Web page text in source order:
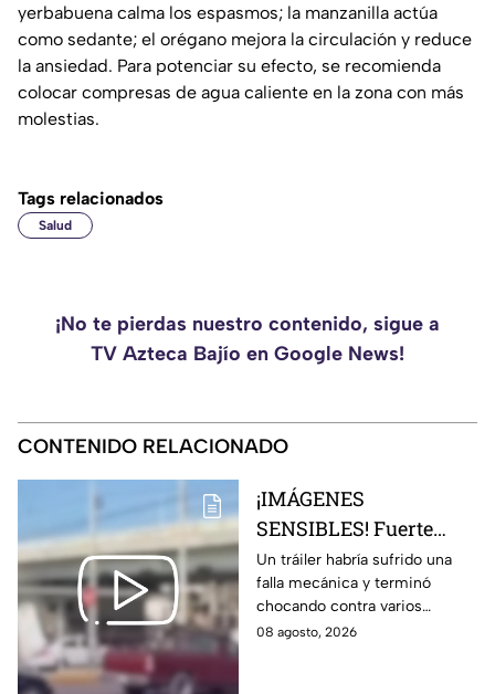
yerbabuena calma los espasmos; la manzanilla actúa
como sedante; el orégano mejora la circulación y reduce
la ansiedad. Para potenciar su efecto, se recomienda
colocar compresas de agua caliente en la zona con más
molestias.
Tags relacionados
Salud
¡No te pierdas nuestro contenido, sigue a
TV Azteca Bajío en Google News!
CONTENIDO RELACIONADO
¡IMÁGENES
SENSIBLES! Fuerte
choque de tráiler deja
una brut4l carambola
en Aguascalientes
Un tráiler habría sufrido una
falla mecánica y terminó
chocando contra varios
vehículos.
08 agosto, 2026